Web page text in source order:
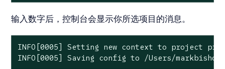
输入数字后，控制台会显示你所选项目的消息。
INFO[0005] Setting new context to project
INFO[0005] Saving config to /Users/